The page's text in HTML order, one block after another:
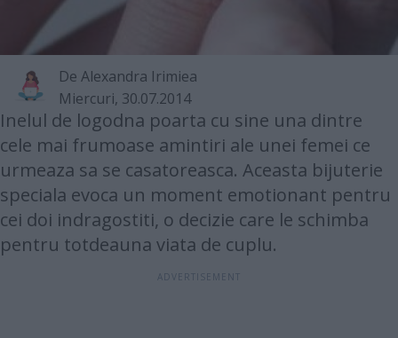
De Alexandra Irimiea
Miercuri, 30.07.2014
Inelul de logodna poarta cu sine una dintre
cele mai frumoase amintiri ale unei femei ce
urmeaza sa se casatoreasca. Aceasta bijuterie
speciala evoca un moment emotionant pentru
cei doi indragostiti, o decizie care le schimba
pentru totdeauna viata de cuplu.